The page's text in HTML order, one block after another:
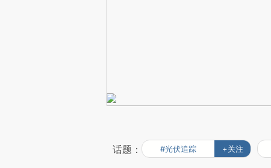
话题： #光伏追踪 +关注